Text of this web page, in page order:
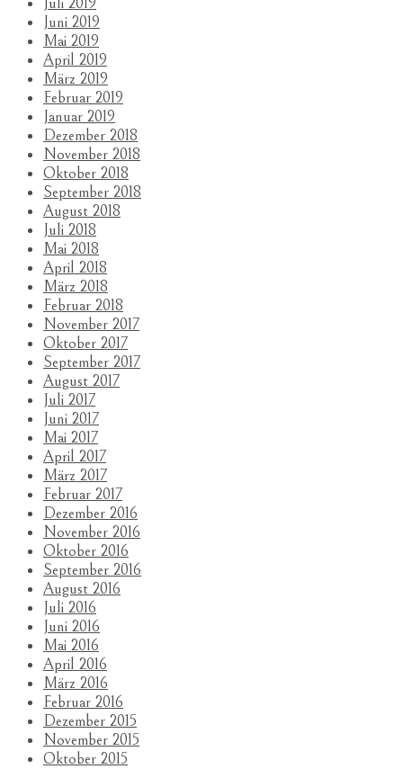
Juni 2019
Mai 2019
April 2019
März 2019
Februar 2019
Januar 2019
Dezember 2018
November 2018
Oktober 2018
September 2018
August 2018
Juli 2018
Mai 2018
April 2018
März 2018
Februar 2018
November 2017
Oktober 2017
September 2017
August 2017
Juli 2017
Juni 2017
Mai 2017
April 2017
März 2017
Februar 2017
Dezember 2016
November 2016
Oktober 2016
September 2016
August 2016
Juli 2016
Juni 2016
Mai 2016
April 2016
März 2016
Februar 2016
Dezember 2015
November 2015
Oktober 2015